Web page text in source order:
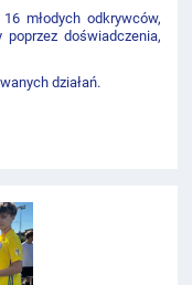
młodych odkrywców,
doświadczenia,
działań.